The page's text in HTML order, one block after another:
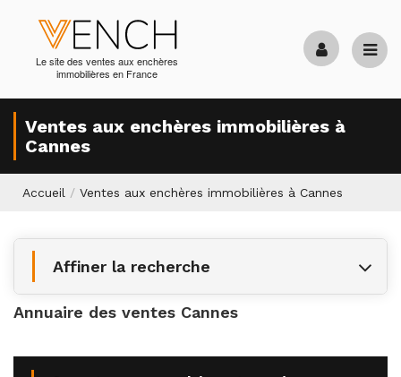
Le site des ventes aux enchères
immobilières en France
Ventes aux enchères immobilières à
Cannes
Accueil / Ventes aux enchères immobilières à Cannes
Affiner la recherche
Annuaire des ventes Cannes